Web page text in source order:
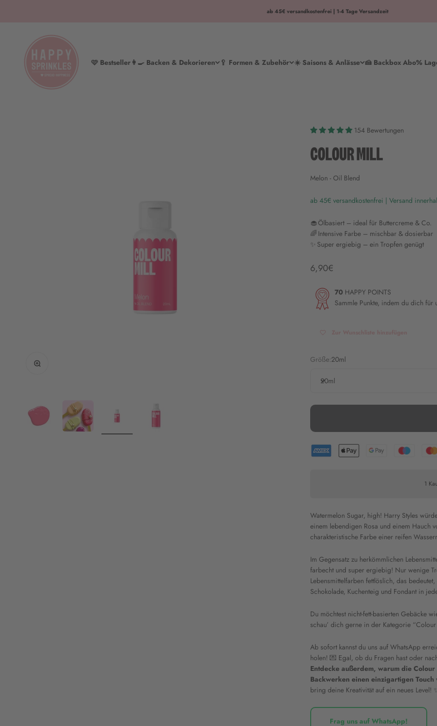
ab 45€ versandkostenfrei | 1-4 Tage Versandzeit
🩷 Bestseller👩‍🍳 Backen & Dekorieren 🥄 Formen & Zubehör ☀️ Saisons & Anlässe 🍰 Backbox Abo%
HAPPY SPRINKLES | D2C
154 Bewertungen
Melon - Oil Blend
ab 45€ versandkostenfrei | Versand
🧁 Ölbasiert – ideal für Buttercreme & Co.
🌈 Intensive Farbe – mischbar & dosierbar
✨ Super ergiebig – ein Tropfen genügt
Angebot
6,90€
70 HAPPY POINTS
Sammle Punkte, indem du dich für
Größe:20ml
20ml
1
Watermelon Sugar, high! Harry Styles
einem lebendigen Rosa und einem Hauch
charakteristische Farbe einer reifen
Im Gegensatz zu herkömmlichen
farbecht und super ergiebig! Nur wenige
Lebensmittelfarben fettlöslich, das
Schokolade, Kuchenteig und Fondant in
Du möchtest nicht-fett-basierten Gebäcke
schau’ dich gerne in der Kategorie
Ab sofort kannst du uns auf WhatsApp
holen! 💌 Egal, ob du Fragen hast oder
Entdecke außerdem, warum die
Backwerken einen einzigartigen Touch
bring deine Kreativität auf ein neues Level! ✨
Frag uns auf WhatsApp!